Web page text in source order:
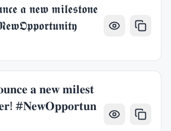
𝖆 𝖓𝖊𝖜 𝖒𝖎𝖑𝖊𝖘𝖙𝖔𝖓𝖊
𝐚 𝐧𝐞𝐰 𝐦𝐢𝐥𝐞𝐬𝐭
#𝐍𝐞𝐰𝐎𝐩𝐩𝐨𝐫𝐭𝐮𝐧